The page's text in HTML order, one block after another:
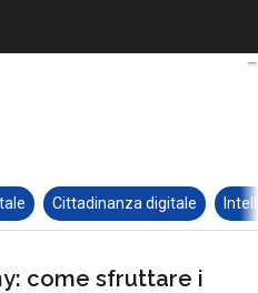
Cittadinanza digitale
come sfruttare i